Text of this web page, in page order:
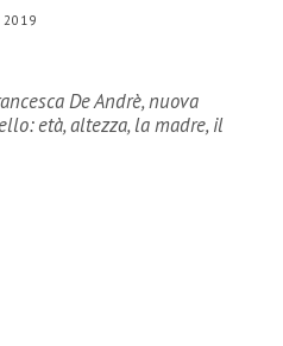
2019
De Andrè, nuova
età, altezza, la madre, il